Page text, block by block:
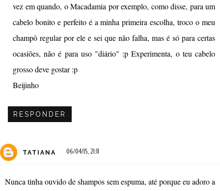
vez em quando, o Macadamia por exemplo, como disse, para um
cabelo bonito e perfeito é a minha primeira escolha, troco o meu
champô regular por ele e sei que não falha, mas é só para certas
ocasiões, não é para uso "diário" :p Experimenta, o teu cabelo
grosso deve gostar :p
Beijinho
RESPONDER
TATIANA 06/04/15, 21:11
Nunca tinha ouvido de shampos sem espuma, até porque eu adoro a